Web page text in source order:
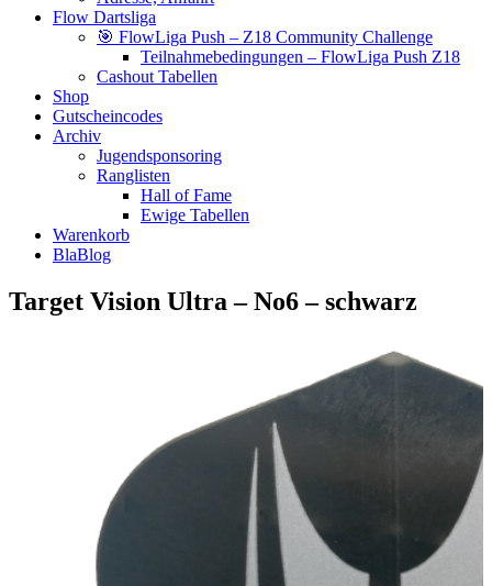
Flow Dartsliga
🎯 FlowLiga Push – Z18 Community Challenge
Teilnahmebedingungen – FlowLiga Push Z18
Cashout Tabellen
Shop
Gutscheincodes
Archiv
Jugendsponsoring
Ranglisten
Hall of Fame
Ewige Tabellen
Warenkorb
BlaBlog
Target Vision Ultra – No6 – schwarz